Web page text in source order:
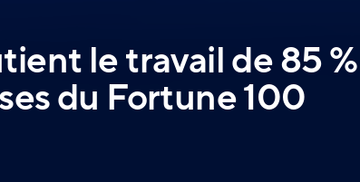
le travail de 85 %
du Fortune 100